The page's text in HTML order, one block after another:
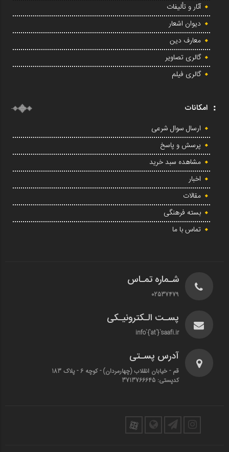
آثار و تألیفات
دیوان اشعار
معارف دین
گالری تصاویر
گالری فیلم
امکانات
ارسال سوال شرعی
پرسش و پاسخ
مشاهده سبد خرید
اخبار
مقالات
بسته فرهنگی
تماس با ما
شـماره تمـاس
02537479
پسـت الـکترونیـکی
info`{`at`}`saafi.ir
آدرس پسـتی
قم - خیابان انقلاب (چهارمردان)‌ - کوچه 6 - پلاک 183
کدپستی: 3713766645